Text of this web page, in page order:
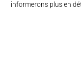
informerons plus en